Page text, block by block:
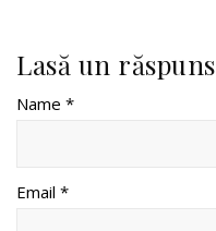
Lasă un răspuns
Name *
Email *